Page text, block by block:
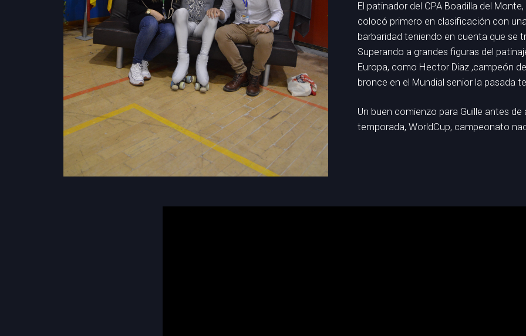
El patinador del CPA Boadilla del
colocó primero en clasificación con
barbaridad teniendo en cuenta que se
Superando a grandes figuras del
Europa, como Hector Diaz ,campeón
bronce en el Mundial senior la pasada
Un buen comienzo para Guille antes
temporada, WorldCup, campeonato